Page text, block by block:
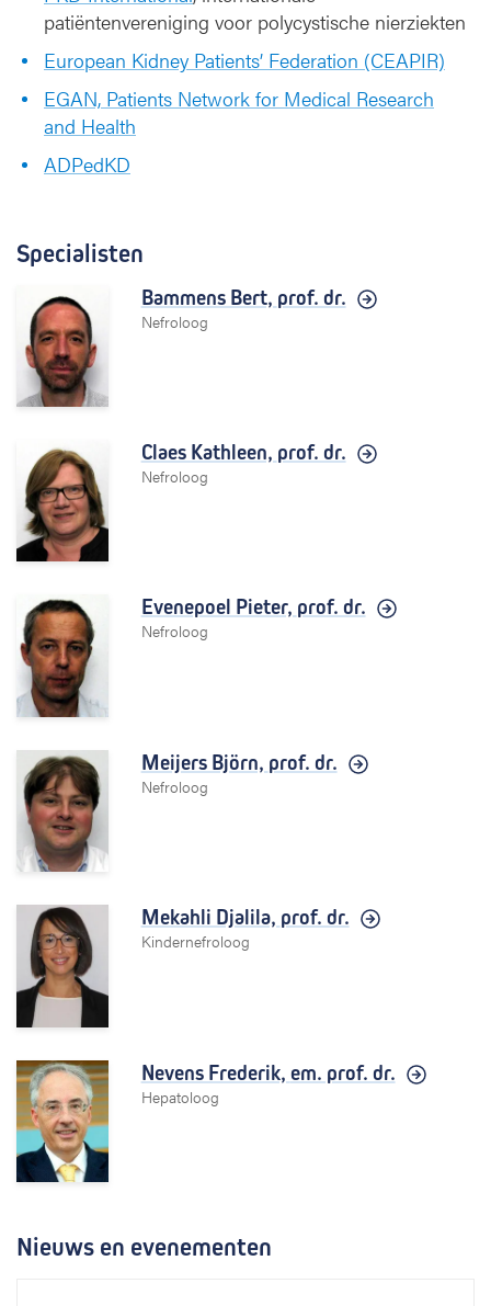
patiëntenvereniging voor polycystische nierziekten
European Kidney Patients’ Federation (CEAPIR)
EGAN, Patients Network for Medical Research
and Health
ADPedKD
Specialisten
Bammens Bert, prof. dr.
Nefroloog
Claes Kathleen, prof. dr.
Nefroloog
Evenepoel Pieter, prof. dr.
Nefroloog
Meijers Björn, prof. dr.
Nefroloog
Mekahli Djalila, prof. dr.
Kindernefroloog
Nevens Frederik, em. prof. dr.
Hepatoloog
Nieuws en evenementen